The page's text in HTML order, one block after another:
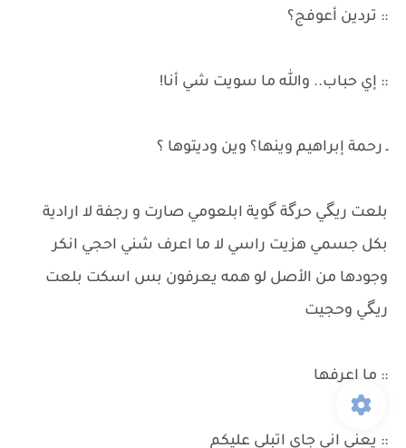
:: تردين أعوفج؟
:: إي حباب.. والله ما سويت شي أنا!
ـ رحمة إبراهيم وينها؟ وين وديتوها ؟
بلعت ريگي حرگة گوية ابلعومي صارت و رجفة لا ارادية
بكل جسمي هزيت راسي لا ما اعرف شني احجي انكر
وجودها من الأصل لو همه يعرفون بس اسكت بلعت
ريگي وحجيت
:: ما اعرفها
:: يعني اني جاي اتبلى عليكم